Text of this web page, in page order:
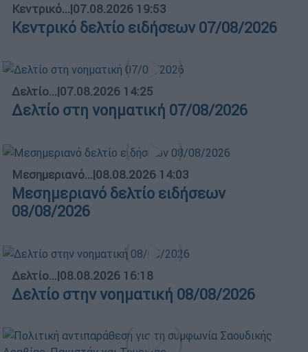
Κεντρικό...|07.08.2026 19:53
Κεντρικό δελτίο ειδήσεων 07/08/2026
Δελτίο...|07.08.2026 14:25
Δελτίο στη νοηματική 07/08/2026
Μεσημεριανό...|08.08.2026 14:03
Μεσημεριανό δελτίο ειδήσεων
08/08/2026
Δελτίο...|08.08.2026 16:18
Δελτίο στην νοηματική 08/08/2026